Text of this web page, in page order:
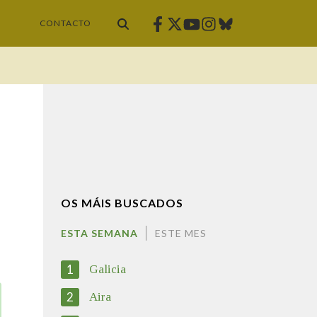
CONTACTO Facebook
Twitter
Youtube
Instagram
Bluesky
OS MÁIS BUSCADOS
ESTA SEMANA ESTE MES
1 Galicia
2 Aira